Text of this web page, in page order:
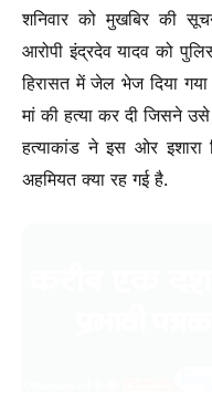
शनिवार को मुखबिर की
आरोपी इंद्रदेव यादव को
हिरासत में जेल भेज दिया
मां की हत्या कर दी जिसने
हत्याकांड ने इस ओर
अहमियत क्या रह गई है.